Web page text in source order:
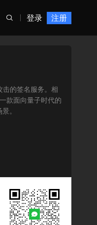
登录 注册

的签名服务。相
款面向量子时代的
。